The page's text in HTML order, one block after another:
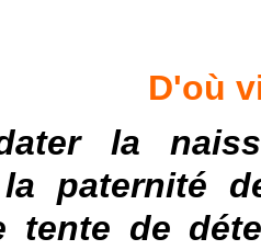
D'où
la
la paternité
tente de